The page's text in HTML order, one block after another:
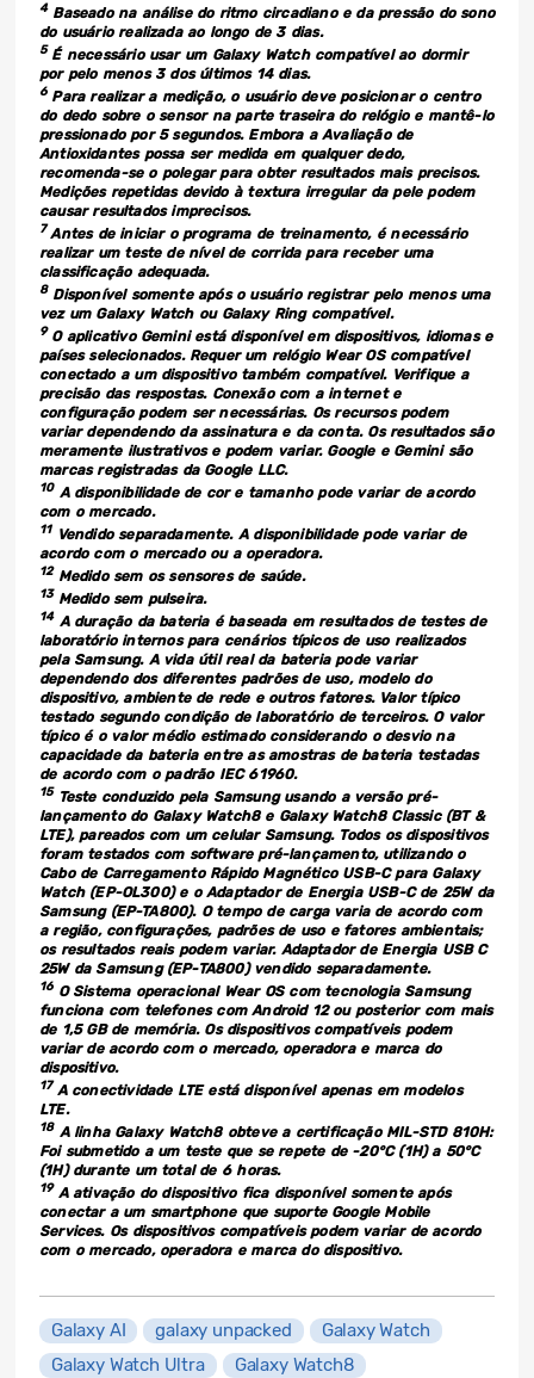
4Baseado na análise do ritmo circadiano e da pressão do sono
do usuário realizada ao longo de 3 dias.
5É necessário usar um Galaxy Watch compatível ao dormir
por pelo menos 3 dos últimos 14 dias.
6Para realizar a medição, o usuário deve posicionar o centro
do dedo sobre o sensor na parte traseira do relógio e mantê-lo
pressionado por 5 segundos. Embora a Avaliação de
Antioxidantes possa ser medida em qualquer dedo,
recomenda-se o polegar para obter resultados mais precisos.
Medições repetidas devido à textura irregular da pele podem
causar resultados imprecisos.
7Antes de iniciar o programa de treinamento, é necessário
realizar um teste de nível de corrida para receber uma
classificação adequada.
8 Disponível somente após o usuário registrar pelo menos uma
vez um Galaxy Watch ou Galaxy Ring compatível.
9O aplicativo Gemini está disponível em dispositivos, idiomas e
países selecionados. Requer um relógio Wear OS compatível
conectado a um dispositivo também compatível. Verifique a
precisão das respostas. Conexão com a internet e
configuração podem ser necessárias. Os recursos podem
variar dependendo da assinatura e da conta. Os resultados são
meramente ilustrativos e podem variar. Google e Gemini são
marcas registradas da Google LLC.
10A disponibilidade de cor e tamanho pode variar de acordo
com o mercado.
11Vendido separadamente. A disponibilidade pode variar de
acordo com o mercado ou a operadora.
12Medido sem os sensores de saúde.
13Medido sem pulseira.
14A duração da bateria é baseada em resultados de testes de
laboratório internos para cenários típicos de uso realizados
pela Samsung. A vida útil real da bateria pode variar
dependendo dos diferentes padrões de uso, modelo do
dispositivo, ambiente de rede e outros fatores. Valor típico
testado segundo condição de laboratório de terceiros. O valor
típico é o valor médio estimado considerando o desvio na
capacidade da bateria entre as amostras de bateria testadas
de acordo com o padrão IEC 61960.
15Teste conduzido pela Samsung usando a versão pré-
lançamento do Galaxy Watch8 e Galaxy Watch8 Classic (BT &
LTE), pareados com um celular Samsung. Todos os dispositivos
foram testados com software pré-lançamento, utilizando o
Cabo de Carregamento Rápido Magnético USB-C para Galaxy
Watch (EP-OL300) e o Adaptador de Energia USB-C de 25W da
Samsung (EP-TA800). O tempo de carga varia de acordo com
a região, configurações, padrões de uso e fatores ambientais;
os resultados reais podem variar. Adaptador de Energia USB C
25W da Samsung (EP-TA800) vendido separadamente.
16O Sistema operacional Wear OS com tecnologia Samsung
funciona com telefones com Android 12 ou posterior com mais
de 1,5 GB de memória. Os dispositivos compatíveis podem
variar de acordo com o mercado, operadora e marca do
dispositivo.
17A conectividade LTE está disponível apenas em modelos
LTE.
18 A linha Galaxy Watch8 obteve a certificação MIL-STD 810H:
Foi submetido a um teste que se repete de -20°C (1H) a 50°C
(1H) durante um total de 6 horas.
19A ativação do dispositivo fica disponível somente após
conectar a um smartphone que suporte Google Mobile
Services. Os dispositivos compatíveis podem variar de acordo
com o mercado, operadora e marca do dispositivo.
Galaxy AI galaxy unpacked
Galaxy Watch
Galaxy Watch Ultra
Galaxy Watch8